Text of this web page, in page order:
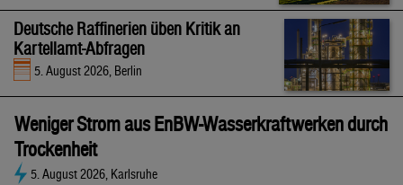
Deutsche Raffinerien üben Kritik an
Kartellamt-Abfragen
5. August 2026, Berlin
Weniger Strom aus EnBW-Wasserkraftwerken durch
Trockenheit
5. August 2026, Karlsruhe